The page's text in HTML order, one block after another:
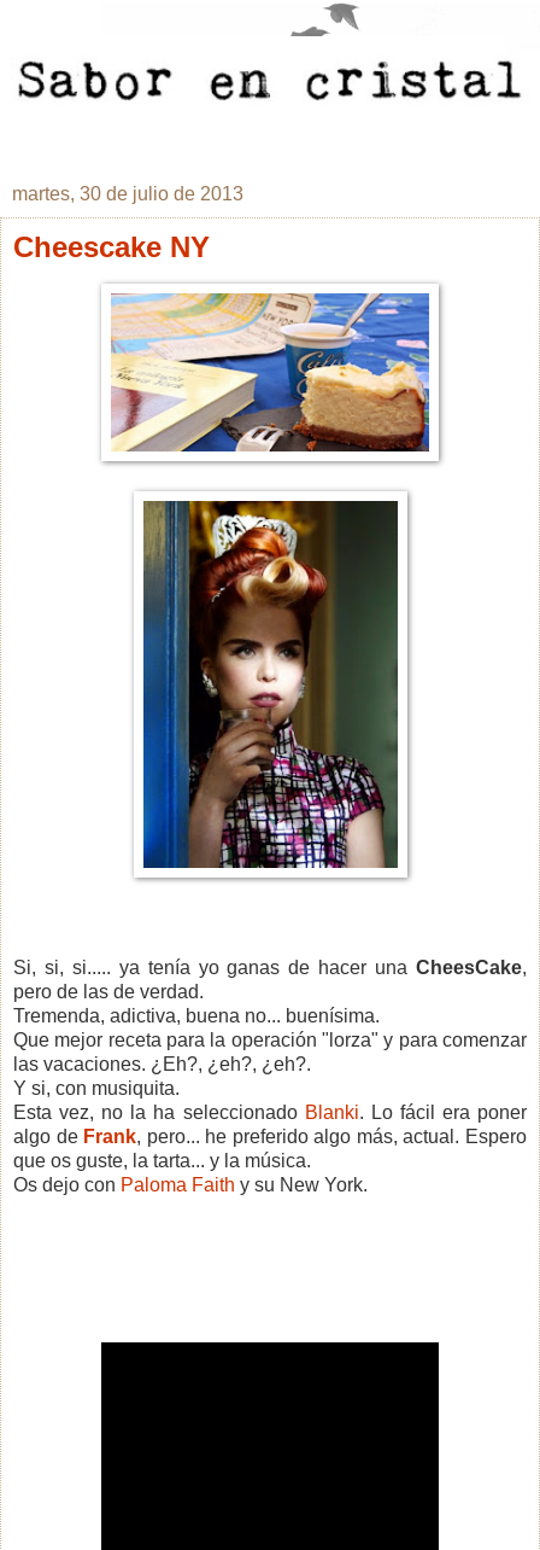
martes, 30 de julio de 2013
Cheescake NY
Si, si, si..... ya tenía yo ganas de hacer una CheesCake,
pero de las de verdad.
Tremenda, adictiva, buena no... buenísima.
Que mejor receta para la operación "lorza" y para comenzar
las vacaciones. ¿Eh?, ¿eh?, ¿eh?.
Y si, con musiquita.
Esta vez, no la ha seleccionado Blanki. Lo fácil era poner
algo de Frank, pero... he preferido algo más, actual. Espero
que os guste, la tarta... y la música.
Os dejo con Paloma Faith y su New York.